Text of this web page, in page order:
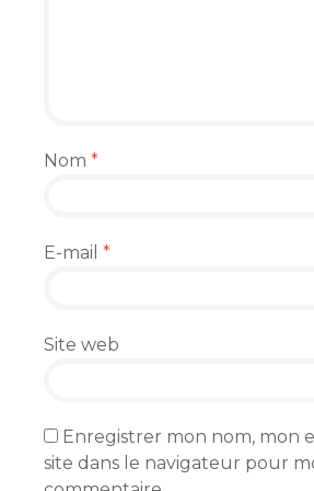
Nom *
E-mail *
Site web
Enregistrer mon nom, mon
site dans le navigateur pour